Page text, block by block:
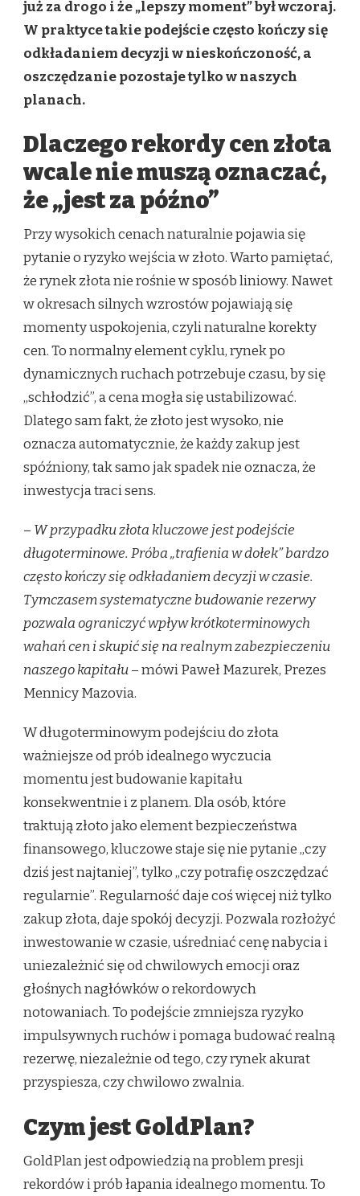
już za drogo i że „lepszy moment” był wczoraj.
W praktyce takie podejście często kończy się
odkładaniem decyzji w nieskończoność, a
oszczędzanie pozostaje tylko w naszych
planach.
Dlaczego rekordy cen złota
wcale nie muszą oznaczać,
że „jest za późno”
Przy wysokich cenach naturalnie pojawia się
pytanie o ryzyko wejścia w złoto. Warto pamiętać,
że rynek złota nie rośnie w sposób liniowy. Nawet
w okresach silnych wzrostów pojawiają się
momenty uspokojenia, czyli naturalne korekty
cen. To normalny element cyklu, rynek po
dynamicznych ruchach potrzebuje czasu, by się
„schłodzić”, a cena mogła się ustabilizować.
Dlatego sam fakt, że złoto jest wysoko, nie
oznacza automatycznie, że każdy zakup jest
spóźniony, tak samo jak spadek nie oznacza, że
inwestycja traci sens.
– W przypadku złota kluczowe jest podejście
długoterminowe. Próba „trafienia w dołek” bardzo
często kończy się odkładaniem decyzji w czasie.
Tymczasem systematyczne budowanie rezerwy
pozwala ograniczyć wpływ krótkoterminowych
wahań cen i skupić się na realnym zabezpieczeniu
naszego kapitału– mówi Paweł Mazurek, Prezes
Mennicy Mazovia.
W długoterminowym podejściu do złota
ważniejsze od prób idealnego wyczucia
momentu jest budowanie kapitału
konsekwentnie i z planem. Dla osób, które
traktują złoto jako element bezpieczeństwa
finansowego, kluczowe staje się nie pytanie „czy
dziś jest najtaniej”, tylko „czy potrafię oszczędzać
regularnie”. Regularność daje coś więcej niż tylko
zakup złota, daje spokój decyzji. Pozwala rozłożyć
inwestowanie w czasie, uśredniać cenę nabycia i
uniezależnić się od chwilowych emocji oraz
głośnych nagłówków o rekordowych
notowaniach. To podejście zmniejsza ryzyko
impulsywnych ruchów i pomaga budować realną
rezerwę, niezależnie od tego, czy rynek akurat
przyspiesza, czy chwilowo zwalnia.
Czym jest GoldPlan?
GoldPlan jest odpowiedzią na problem presji
rekordów i prób łapania idealnego momentu. To